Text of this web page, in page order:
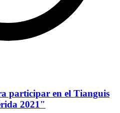
participar en el Tianguis
2021"